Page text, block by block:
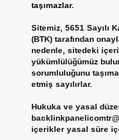
taşımazlar.
Sitemiz, 5651 Sayılı
(BTK) tarafından
nedenle, sitedeki
yükümlülüğümüz
sorumluluğunu
etmiş sayılırlar.
Hukuka ve yasal
içerikler yasal süre